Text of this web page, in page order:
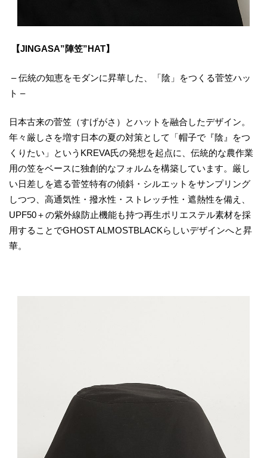
【JINGASA”陣笠”HAT】
– 伝統の知恵をモダンに昇華した、「陰」をつくる菅笠ハッ
ト –
日本古来の菅笠（すげがさ）とハットを融合したデザイン。
年々厳しさを増す日本の夏の対策として「帽子で『陰』をつ
くりたい」というKREVA氏の発想を起点に、伝統的な農作業
用の笠をベースに独創的なフォルムを構築しています。厳し
い日差しを遮る菅笠特有の傾斜・シルエットをサンプリング
しつつ、高通気性・撥水性・ストレッチ性・遮熱性を備え、
UPF50＋の紫外線防止機能も持つ再生ポリエステル素材を採
用することでGHOST ALMOSTBLACKらしいデザインへと昇
華。